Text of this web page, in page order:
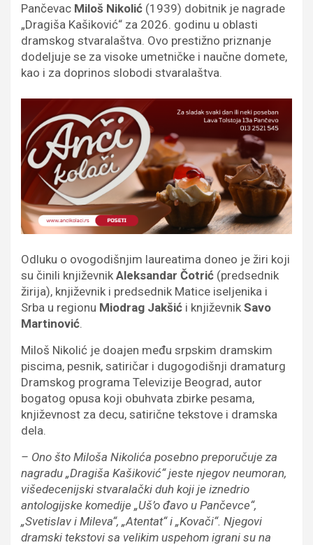
Pančevac Miloš Nikolić (1939) dobitnik je nagrade
„Dragiša Kašiković“ za 2026. godinu u oblasti
dramskog stvaralaštva. Ovo prestižno priznanje
dodeljuje se za visoke umetničke i naučne domete,
kao i za doprinos slobodi stvaralaštva.
Odluku o ovogodišnjim laureatima doneo je žiri koji
su činili književnik Aleksandar Čotrić (predsednik
žirija), književnik i predsednik Matice iseljenika i
Srba u regionu Miodrag Jakšić i književnik Savo
Martinović.
Miloš Nikolić je doajen među srpskim dramskim
piscima, pesnik, satiričar i dugogodišnji dramaturg
Dramskog programa Televizije Beograd, autor
bogatog opusa koji obuhvata zbirke pesama,
književnost za decu, satirične tekstove i dramska
dela.
– Ono što Miloša Nikolića posebno preporučuje za
nagradu „Dragiša Kašiković“ jeste njegov neumoran,
višedecenijski stvaralački duh koji je iznedrio
antologijske komedije „Uš’o đavo u Pančevce“,
„Svetislav i Mileva“, „Atentat“ i „Kovači“. Njegovi
dramski tekstovi sa velikim uspehom igrani su na